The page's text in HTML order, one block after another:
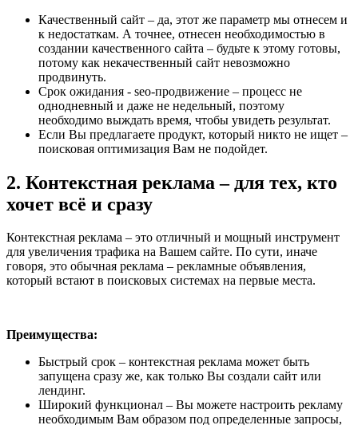
Качественный сайт – да, этот же параметр мы отнесем и
к недостаткам. А точнее, отнесен необходимостью в
создании качественного сайта – будьте к этому готовы,
потому как некачественный сайт невозможно
продвинуть.
Срок ожидания - seo-продвижение – процесс не
однодневный и даже не недельный, поэтому
необходимо выждать время, чтобы увидеть результат.
Если Вы предлагаете продукт, который никто не ищет –
поисковая оптимизация Вам не подойдет.
2. Контекстная реклама – для тех, кто
хочет всё и сразу
Контекстная реклама – это отличный и мощный инструмент
для увеличения трафика на Вашем сайте. По сути, иначе
говоря, это обычная реклама – рекламные объявления,
который встают в поисковых системах на первые места.
Преимущества:
Быстрый срок – контекстная реклама может быть
запущена сразу же, как только Вы создали сайт или
лендинг.
Широкий функционал – Вы можете настроить рекламу
необходимым Вам образом под определенные запросы,